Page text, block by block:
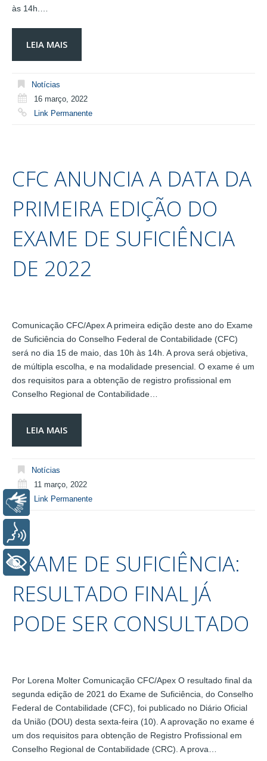
às 14h.…
LEIA MAIS
Notícias
16 março, 2022
Link Permanente
CFC ANUNCIA A DATA DA
PRIMEIRA EDIÇÃO DO
EXAME DE SUFICIÊNCIA
DE 2022
Comunicação CFC/Apex A primeira edição deste ano do Exame
de Suficiência do Conselho Federal de Contabilidade (CFC)
será no dia 15 de maio, das 10h às 14h. A prova será objetiva,
de múltipla escolha, e na modalidade presencial. O exame é um
dos requisitos para a obtenção de registro profissional em
Conselho Regional de Contabilidade…
LEIA MAIS
Notícias
11 março, 2022
Link Permanente
EXAME DE SUFICIÊNCIA:
RESULTADO FINAL JÁ
PODE SER CONSULTADO
Por Lorena Molter Comunicação CFC/Apex O resultado final da
segunda edição de 2021 do Exame de Suficiência, do Conselho
Federal de Contabilidade (CFC), foi publicado no Diário Oficial
da União (DOU) desta sexta-feira (10). A aprovação no exame é
um dos requisitos para obtenção de Registro Profissional em
Conselho Regional de Contabilidade (CRC). A prova…
Libras
+ Acessibilidade